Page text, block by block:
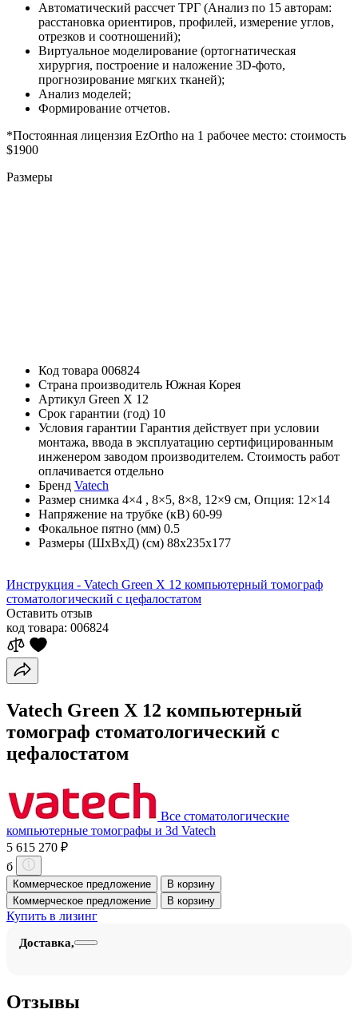
Автоматический рассчет ТРГ (Анализ по 15 авторам:
расстановка ориентиров, профилей, измерение углов,
отрезков и соотношений);
Виртуальное моделирование (ортогнатическая
хирургия, построение и наложение 3D-фото,
прогнозирование мягких тканей);
Анализ моделей;
Формирование отчетов.
*Постоянная лицензия EzOrtho на 1 рабочее место: стоимость
$1900
Размеры
Код товара 006824
Страна производитель Южная Корея
Артикул Green X 12
Срок гарантии (год) 10
Условия гарантии Гарантия действует при условии
монтажа, ввода в эксплуатацию сертифицированным
инженером заводом производителем. Cтоимость работ
оплачивается отдельно
Бренд Vatech
Размер снимка 4×4 , 8×5, 8×8, 12×9 см, Опция: 12×14
Напряжение на трубке (кВ) 60-99
Фокальное пятно (мм) 0.5
Размеры (ШхВхД) (см) 88х235х177
Инструкция - Vatech Green X 12 компьютерный томограф
стоматологический с цефалостатом
Оставить отзыв
код товара: 006824
Vatech Green X 12 компьютерный
томограф стоматологический с
цефалостатом
Все стоматологические
компьютерные томографы и 3d Vatech
5 615 270 ₽
б
Коммерческое предложение
В корзину
Коммерческое предложение
В корзину
Купить в лизинг
Доставка,
Отзывы